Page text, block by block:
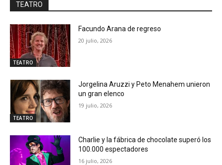
TEATRO
TEATRO
Facundo Arana de regreso
20 julio, 2026
TEATRO
Jorgelina Aruzzi y Peto Menahem unieron
un gran elenco
19 julio, 2026
Charlie y la fábrica de chocolate superó los
100.000 espectadores
16 julio, 2026